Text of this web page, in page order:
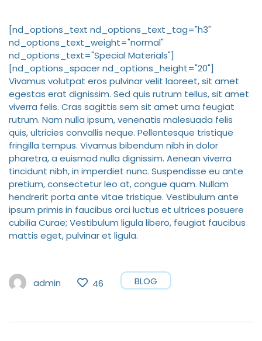
[nd_options_text nd_options_text_tag="h3"
nd_options_text_weight="normal"
nd_options_text="Special Materials"]
[nd_options_spacer nd_options_height="20"]
Vivamus volutpat eros pulvinar velit laoreet, sit amet
egestas erat dignissim. Sed quis rutrum tellus, sit amet
viverra felis. Cras sagittis sem sit amet urna feugiat
rutrum. Nam nulla ipsum, venenatis malesuada felis
quis, ultricies convallis neque. Pellentesque tristique
fringilla tempus. Vivamus bibendum nibh in dolor
pharetra, a euismod nulla dignissim. Aenean viverra
tincidunt nibh, in imperdiet nunc. Suspendisse eu ante
pretium, consectetur leo at, congue quam. Nullam
hendrerit porta ante vitae tristique. Vestibulum ante
ipsum primis in faucibus orci luctus et ultrices posuere
cubilia Curae; Vestibulum ligula libero, feugiat faucibus
mattis eget, pulvinar et ligula.
admin 46 BLOG